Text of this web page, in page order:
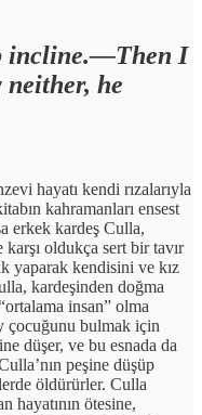
incline.—Then I
neither, he
hayatı kendi rızalarıyla
kahramanları ensest
erkek kardeş Culla,
karşı oldukça sert bir tavır
yaparak kendisini ve kız
kardeşinden doğma
insan” olma
çocuğunu bulmak için
düşer, ve bu esnada da
peşine düşüp
öldürürler. Culla
hayatının ötesine,